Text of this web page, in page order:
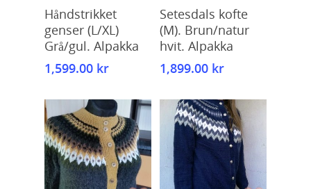
Kjøp
Håndstrikket
genser (L/XL)
Grå/gul. Alpakka
1,599.00 kr
Kjøp
Setesdals kofte
(M). Brun/natur
hvit. Alpakka
1,899.00 kr